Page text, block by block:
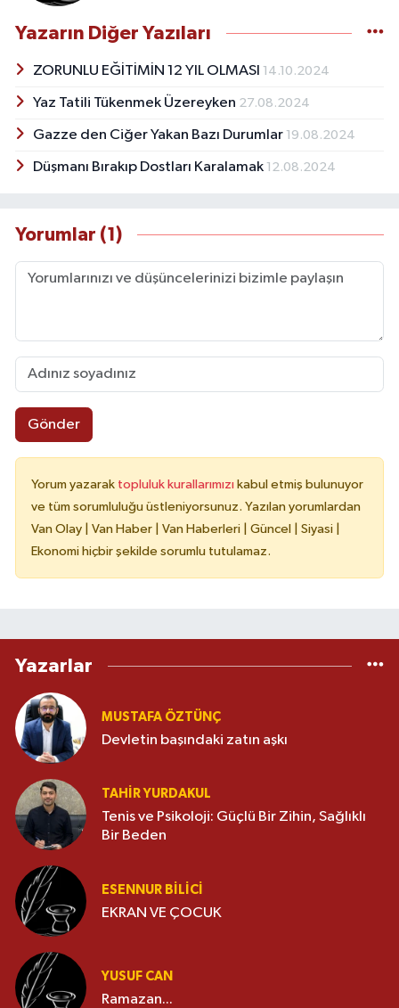
Yazarın Diğer Yazıları
ZORUNLU EĞİTİMİN 12 YIL OLMASI 14.10.2024
Yaz Tatili Tükenmek Üzereyken 27.08.2024
Gazze den Ciğer Yakan Bazı Durumlar 19.08.2024
Düşmanı Bırakıp Dostları Karalamak 12.08.2024
Yorumlar (1)
Gönder
Yorum yazarak topluluk kurallarımızı kabul etmiş bulunuyor
ve tüm sorumluluğu üstleniyorsunuz. Yazılan yorumlardan
Van Olay | Van Haber | Van Haberleri | Güncel | Siyasi |
Ekonomi hiçbir şekilde sorumlu tutulamaz.
Yazarlar
MUSTAFA ÖZTÜNÇ
Devletin başındaki zatın aşkı
TAHIR YURDAKUL
Tenis ve Psikoloji: Güçlü Bir Zihin, Sağlıklı
Bir Beden
ESENNUR BİLİCİ
EKRAN VE ÇOCUK
YUSUF CAN
Ramazan...